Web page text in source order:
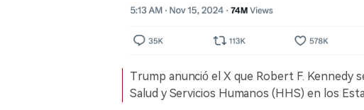
Trump anunció el X que Robert F.
Salud y Servicios Humanos (HHS) en los